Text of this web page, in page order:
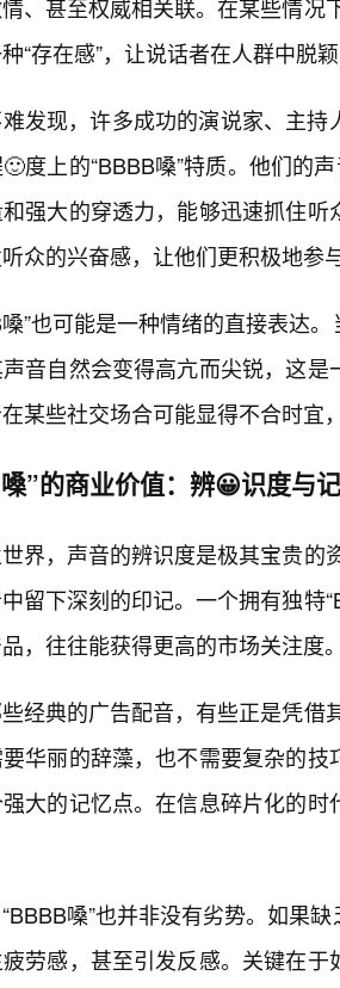
、甚至权威相关联。在某些情况
“存在感”，让说话者在人群中脱颖
发现，许多成功的演说家、主
度上的“BBBB嗓”特质。他们的
强大的穿透力，能够迅速抓住
众的兴奋感，让他们更积极地参
”也可能是一种情绪的直接表达
音自然会变得高亢而尖锐，这
某些社交场合可能显得不合时宜
”的商业价值：辨😀识度与
界，声音的辨识度是极其宝贵的
留下深刻的印记。一个拥有独特
，往往能获得更高的市场关注度。
经典的广告配音，有些正是凭借
华丽的辞藻，也不需要复杂的
大的记忆点。在信息碎片化的
嗓”也并非没有劣势。如果
劳感，甚至引发反感。关键在